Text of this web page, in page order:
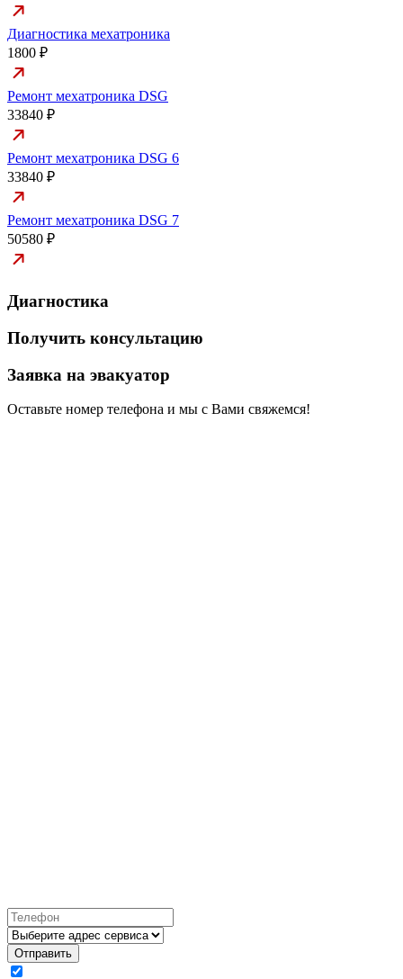
Диагностика мехатроника
1800 ₽
Ремонт мехатроника DSG
33840 ₽
Ремонт мехатроника DSG 6
33840 ₽
Ремонт мехатроника DSG 7
50580 ₽
Диагностика
Получить консультацию
Заявка на эвакуатор
Оставьте номер телефона и мы с Вами свяжемся!